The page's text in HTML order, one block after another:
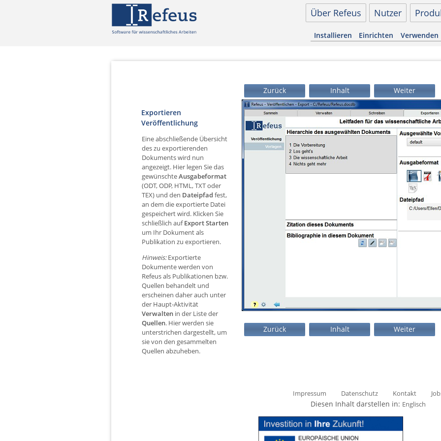
Nutzer
Über Refeus
Verwenden
Einrichten
Installieren
Weiter
Inhalt
Zurück
Exportieren
Veröffentlichung
Eine abschließende Übersicht
des zu exportierenden
Dokuments wird nun
angezeigt. Hier legen Sie das
gewünschteAusgabeformat
(ODT, ODP, HTML, TXT oder
TEX) und den Dateipfad fest,
an dem die exportierte Datei
gespeichert wird. Klicken Sie
schließlich aufExport Starten
um Ihr Dokument als
Publikation zu exportieren.
Hinweis:Exportierte
Dokumente werden von
Refeus als Publikationen bzw.
Quellen behandelt und
erscheinen daher auch unter
der Haupt-Aktivität
Verwalten in der Liste der
Quellen. Hier werden sie
unterstrichen dargestellt, um
sie von den gesammelten
Quellen abzuheben.
Weiter
Inhalt
Zurück
Impressum Datenschutz Kontakt
Diesen Inhalt darstellen in: Englisch